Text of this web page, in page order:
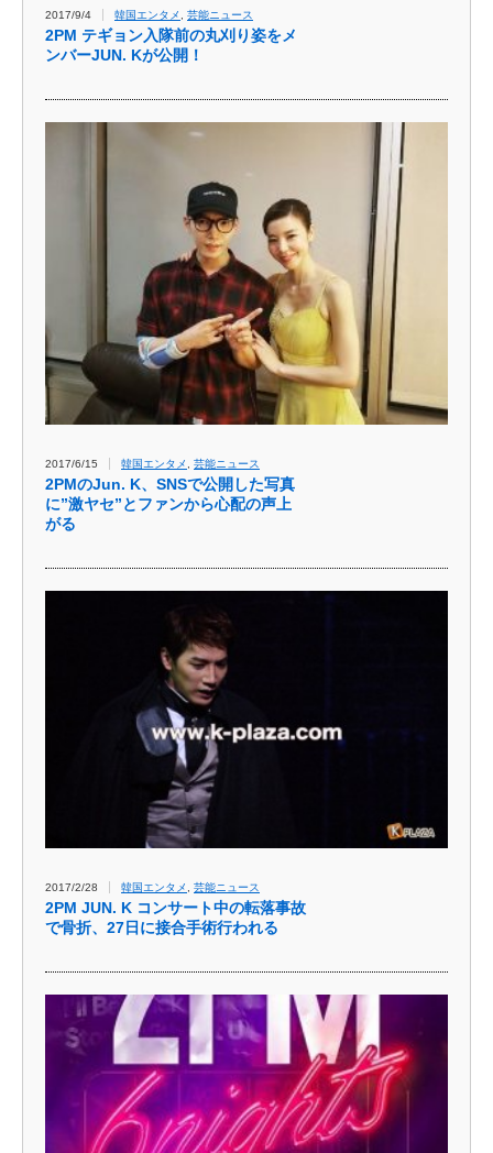
2017/9/4 韓国エンタメ 芸能ニュース
2PM テギョン入隊前の丸刈り姿をメ
ンバーJUN. Kが公開！
2017/6/15 韓国エンタメ 芸能ニュース
2PMのJun. K、SNSで公開した写真
に”激ヤセ”とファンから心配の声上
がる
2017/2/28 韓国エンタメ 芸能ニュース
2PM JUN. K コンサート中の転落事故
で骨折、27日に接合手術行われる